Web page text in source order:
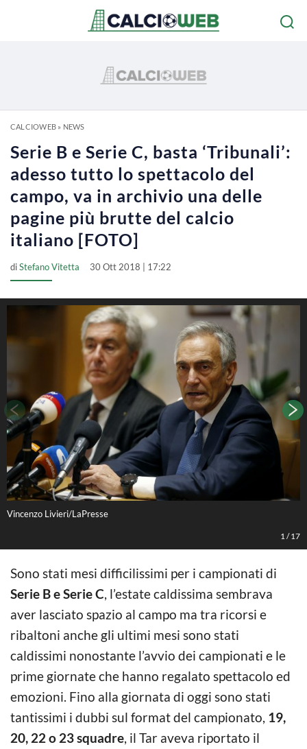
CALCIOWEB» NEWS
Serie B e Serie C, basta ‘Tribunali’:
adesso tutto lo spettacolo del
campo, va in archivio una delle
pagine più brutte del calcio
italiano [FOTO]
diStefano Vitetta 30 Ott 2018 | 17:22
Vincenzo Livieri/LaPresse
1 /17
Sono stati mesi difficilissimi per i campionati di
Serie B e Serie C, l’estate caldissima sembrava
aver lasciato spazio al campo ma tra ricorsi e
ribaltoni anche gli ultimi mesi sono stati
caldissimi nonostante l’avvio dei campionati e le
prime giornate che hanno regalato spettacolo ed
emozioni. Fino alla giornata di oggi sono stati
tantissimi i dubbi sul format del campionato, 19,
20, 22 o 23 squadre, il Tar aveva riportato il